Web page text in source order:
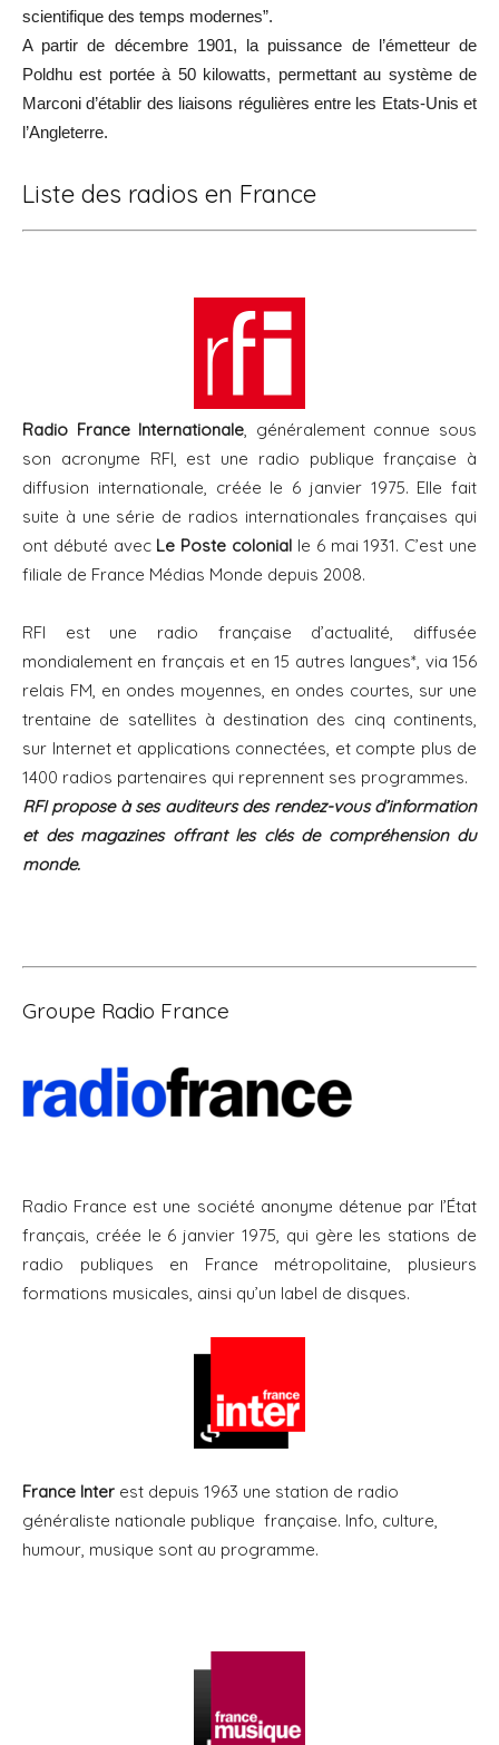
scientifique des temps modernes”.
A partir de décembre 1901, la puissance de l’émetteur de
Poldhu est portée à 50 kilowatts, permettant au système de
Marconi d’établir des liaisons régulières entre les Etats-Unis et
l’Angleterre.
Liste des radios en France
Radio France Internationale, généralement connue sous
son acronyme RFI, est une radio publique française à
diffusion internationale, créée le 6 janvier 1975. Elle fait
suite à une série de radios internationales françaises qui
ont débuté avec Le Poste colonial le 6 mai 1931. C’est une
filiale de France Médias Monde depuis 2008.
RFI est une radio française d’actualité, diffusée
mondialement en français et en 15 autres langues*, via 156
relais FM, en ondes moyennes, en ondes courtes, sur une
trentaine de satellites à destination des cinq continents,
sur Internet et applications connectées, et compte plus de
1400 radios partenaires qui reprennent ses programmes.
RFI propose à ses auditeurs des rendez-vous d’information
et des magazines offrant les clés de compréhension du
monde.
Groupe Radio France
Radio France est une société anonyme détenue par l’État
français, créée le 6 janvier 1975, qui gère les stations de
radio publiques en France métropolitaine, plusieurs
formations musicales, ainsi qu’un label de disques.
France Inter est depuis 1963 une station de radio
généraliste nationale publique française. Info, culture,
humour, musique sont au programme.